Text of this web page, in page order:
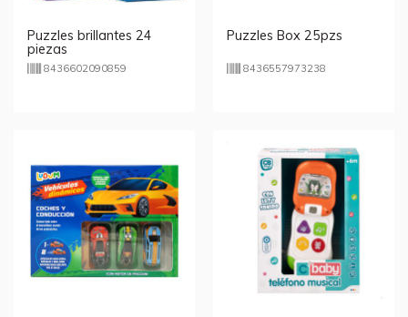
Puzzles brillantes 24
piezas
8436602090859
Puzzles Box 25pzs
8436557973238